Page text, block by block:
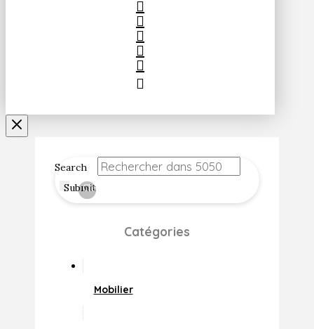
Search
Submit
Clear
Catégories
Mobilier